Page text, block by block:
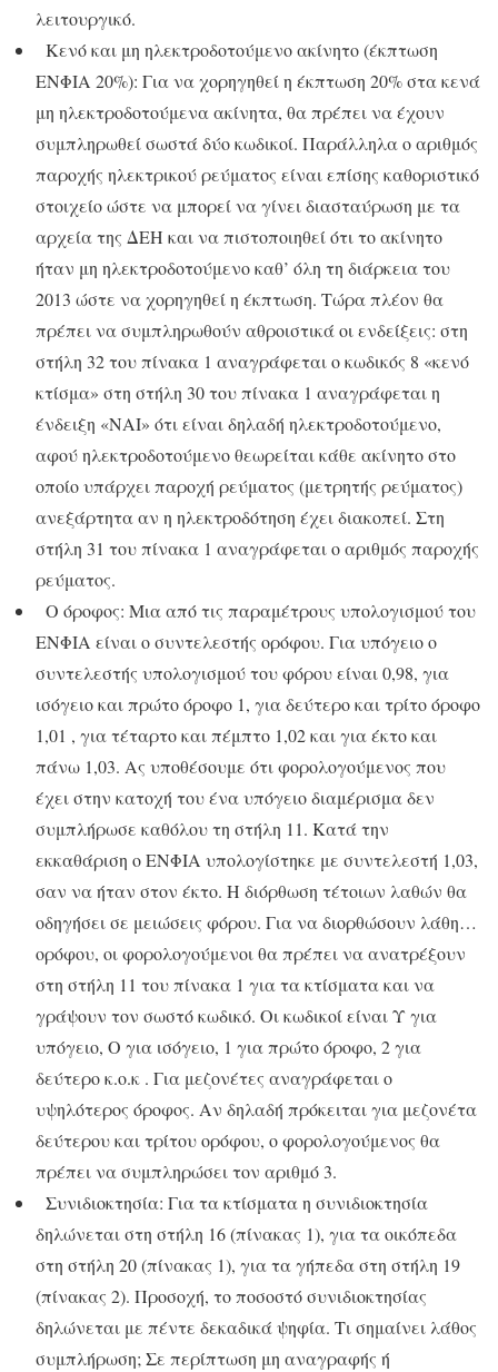
λειτουργικό.
Κενό και μη ηλεκτροδοτούμενο ακίνητο (έκπτωση
ΕΝΦΙΑ 20%): Για να χορηγηθεί η έκπτωση 20% στα κενά
μη ηλεκτροδοτούμενα ακίνητα, θα πρέπει να έχουν
συμπληρωθεί σωστά δύο κωδικοί. Παράλληλα ο αριθμός
παροχής ηλεκτρικού ρεύματος είναι επίσης καθοριστικό
στοιχείο ώστε να μπορεί να γίνει διασταύρωση με τα
αρχεία της ΔΕΗ και να πιστοποιηθεί ότι το ακίνητο
ήταν μη ηλεκτροδοτούμενο καθ’ όλη τη διάρκεια του
2013 ώστε να χορηγηθεί η έκπτωση. Τώρα πλέον θα
πρέπει να συμπληρωθούν αθροιστικά οι ενδείξεις: στη
στήλη 32 του πίνακα 1 αναγράφεται ο κωδικός 8 «κενό
κτίσμα» στη στήλη 30 του πίνακα 1 αναγράφεται η
ένδειξη «ΝΑΙ» ότι είναι δηλαδή ηλεκτροδοτούμενο,
αφού ηλεκτροδοτούμενο θεωρείται κάθε ακίνητο στο
οποίο υπάρχει παροχή ρεύματος (μετρητής ρεύματος)
ανεξάρτητα αν η ηλεκτροδότηση έχει διακοπεί. Στη
στήλη 31 του πίνακα 1 αναγράφεται ο αριθμός παροχής
ρεύματος.
Ο όροφος: Μια από τις παραμέτρους υπολογισμού του
ΕΝΦΙΑ είναι ο συντελεστής ορόφου. Για υπόγειο ο
συντελεστής υπολογισμού του φόρου είναι 0,98, για
ισόγειο και πρώτο όροφο 1, για δεύτερο και τρίτο όροφο
1,01 , για τέταρτο και πέμπτο 1,02 και για έκτο και
πάνω 1,03. Ας υποθέσουμε ότι φορολογούμενος που
έχει στην κατοχή του ένα υπόγειο διαμέρισμα δεν
συμπλήρωσε καθόλου τη στήλη 11. Κατά την
εκκαθάριση ο ΕΝΦΙΑ υπολογίστηκε με συντελεστή 1,03,
σαν να ήταν στον έκτο. Η διόρθωση τέτοιων λαθών θα
οδηγήσει σε μειώσεις φόρου. Για να διορθώσουν λάθη…
ορόφου, οι φορολογούμενοι θα πρέπει να ανατρέξουν
στη στήλη 11 του πίνακα 1 για τα κτίσματα και να
γράψουν τον σωστό κωδικό. Οι κωδικοί είναι Υ για
υπόγειο, Ο για ισόγειο, 1 για πρώτο όροφο, 2 για
δεύτερο κ.ο.κ . Για μεζονέτες αναγράφεται ο
υψηλότερος όροφος. Αν δηλαδή πρόκειται για μεζονέτα
δεύτερου και τρίτου ορόφου, ο φορολογούμενος θα
πρέπει να συμπληρώσει τον αριθμό 3.
Συνιδιοκτησία: Για τα κτίσματα η συνιδιοκτησία
δηλώνεται στη στήλη 16 (πίνακας 1), για τα οικόπεδα
στη στήλη 20 (πίνακας 1), για τα γήπεδα στη στήλη 19
(πίνακας 2). Προσοχή, το ποσοστό συνιδιοκτησίας
δηλώνεται με πέντε δεκαδικά ψηφία. Τι σημαίνει λάθος
συμπλήρωση; Σε περίπτωση μη αναγραφής ή